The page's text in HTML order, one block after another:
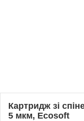
Картридж зі
5 мкм, Ecosoft